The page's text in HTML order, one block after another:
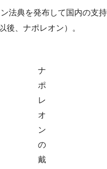
法典を発布して国内の支
後、ナポレオン）。
ナ
ポ
レ
オ
ン
の
戴